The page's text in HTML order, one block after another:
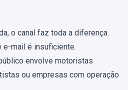
o canal faz toda a diferença.
e-mail é insuficiente.
envolve motoristas
ou empresas com operação